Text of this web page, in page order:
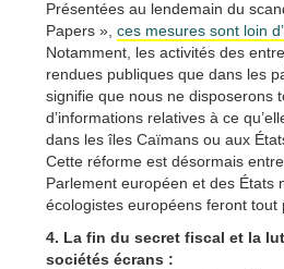
Présentées au lendemain du
Papers », ces mesures sont loin
Notamment, les activités des
rendues publiques que dans les
signifie que nous ne disposerons
d’informations relatives à ce
dans les îles Caïmans ou aux
Cette réforme est désormais
Parlement européen et des États
écologistes européens feront tout
4. La fin du secret fiscal et la
sociétés écrans :